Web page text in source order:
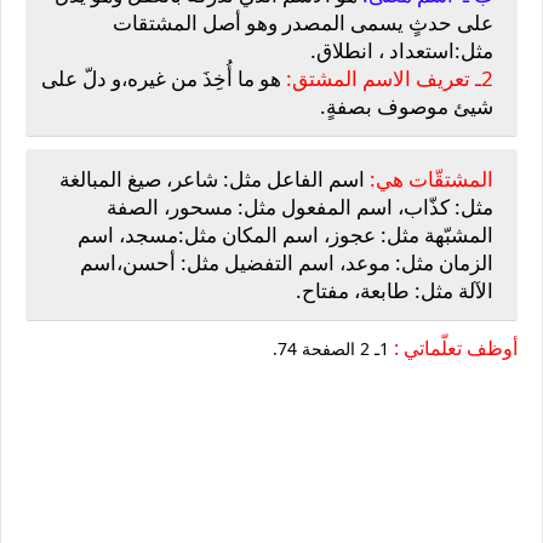
على حدثٍ يسمى المصدر وهو أصل المشتقات
مثل:استعداد ، انطلاق.
2ـ تعريف الاسم المشتق:
هو ما أُخِذَ من غيره،و دلّ على
شيئ موصوف بصفةٍ.
المشتقّات هي: اسم الفاعل مثل: شاعر، صيغ المبالغة
مثل: كذّاب، اسم المفعول مثل: مسحور، الصفة
المشبّهة مثل: عجوز، اسم المكان مثل:مسجد، اسم
الزمان مثل: موعد، اسم التفضيل مثل: أحسن،اسم
الآلة مثل: طابعة، مفتاح.
أوظف تعلّماتي :